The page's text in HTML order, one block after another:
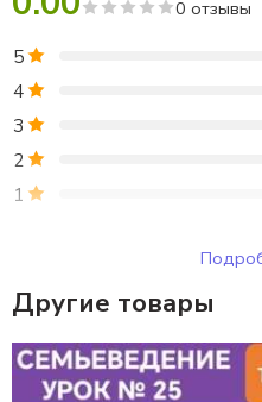
0 отзывы
5
4
3
2
1
Только зарегистрированные
могут публиковать отзывы.
Отзывы
Отзывов пока нет.
Другие товары